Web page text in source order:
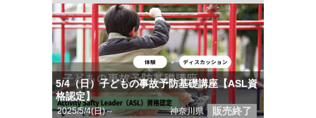
5/4（日）子どもの事故予防基礎講座【ASL資
格認定】
2025/5/4(日)～ 神奈川県 販売終了